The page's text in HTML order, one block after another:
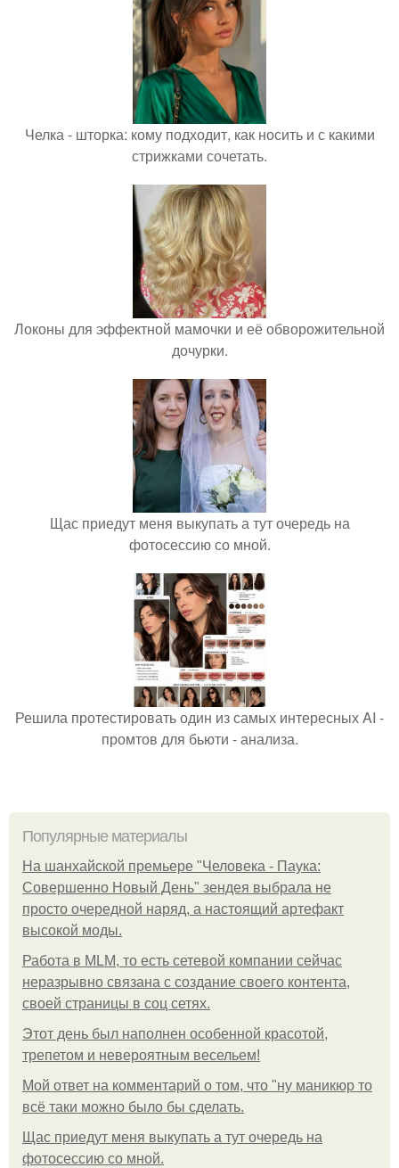
Челка - шторка: кому подходит, как носить и с какими
стрижками сочетать.
Локоны для эффектной мамочки и её обворожительной
дочурки.
Щас приедут меня выкупать а тут очередь на
фотосессию со мной.
Решила протестировать один из самых интересных AI -
промтов для бьюти - анализа.
Популярные материалы
На шанхайской премьере "Человека - Паука:
Совершенно Новый День" зендея выбрала не
просто очередной наряд, а настоящий артефакт
высокой моды.
Работа в MLM, то есть сетевой компании сейчас
неразрывно связана с создание своего контента,
своей страницы в соц сетях.
Этот день был наполнен особенной красотой,
трепетом и невероятным весельем!
Мой ответ на комментарий о том, что "ну маникюр то
всё таки можно было бы сделать.
Щас приедут меня выкупать а тут очередь на
фотосессию со мной.